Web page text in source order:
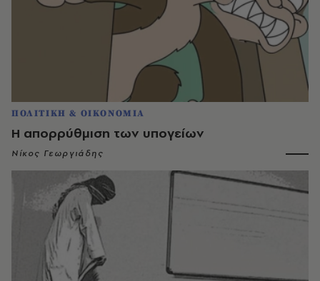
ΠΟΛΙΤΙΚΗ & ΟΙΚΟΝΟΜΙΑ
Η απορρύθμιση των υπογείων
Νίκος Γεωργιάδης